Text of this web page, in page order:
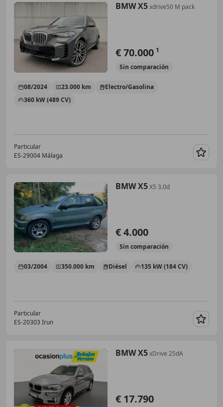
BMW X5xdrive50 M pack
€ 70.000 1
Sin comparación
08/2024 23.000 km
Electro/Gasolina
360 kW (489 CV)
Particular
ES-29004 Málaga
BMW X5X5 3.0d
€ 4.000
Sin comparación
03/2004 350.000 km Diésel 135 kW (184 CV)
Particular
ES-20303 Irun
BMW X5xDrive 25dA
€ 17.790